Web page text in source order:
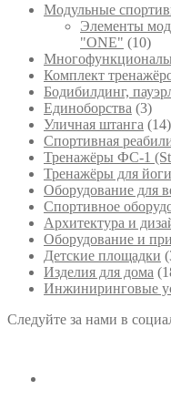
Модульные
Элементы
"ONE" (10)
Комплект
Бодибилдинг,
Единоборства (3)
Уличная штанга (14)
Спортивная
Тренажёры ФС-1
Тренажёры для йоги
Оборудование для
Спортивное
Архитектура и
Оборудование и
Детские площадки
Изделия для дома
Инжиниринговые
Следуйте за нами в